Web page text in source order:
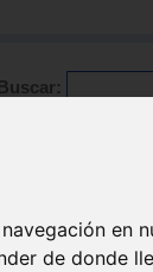
en
de donde